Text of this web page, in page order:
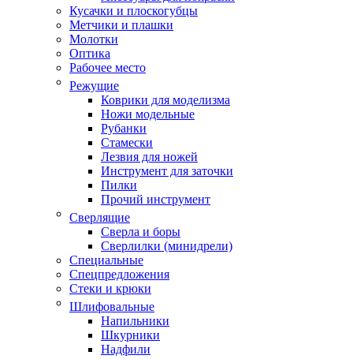
Кусачки и плоскогубцы
Метчики и плашки
Молотки
Оптика
Рабочее место
Режущие
Коврики для моделизма
Ножи модельные
Рубанки
Стамески
Лезвия для ножей
Инструмент для заточки
Пилки
Прочий инструмент
Сверлящие
Сверла и боры
Сверлилки (минидрели)
Специальные
Спецпредложения
Стеки и крюки
Шлифовальные
Напильники
Шкурники
Надфили